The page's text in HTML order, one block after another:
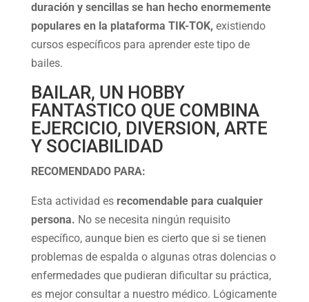
duración y sencillas se han hecho enormemente
populares en la plataforma TIK-TOK, existiendo
cursos específicos para aprender este tipo de
bailes.
BAILAR, UN HOBBY
FANTASTICO QUE COMBINA
EJERCICIO, DIVERSION, ARTE
Y SOCIABILIDAD
RECOMENDADO PARA:
Esta actividad esrecomendable para cualquier
persona. No se necesita ningún requisito
específico, aunque bien es cierto que si se tienen
problemas de espalda o algunas otras dolencias o
enfermedades que pudieran dificultar su práctica,
es mejor consultar a nuestro médico. Lógicamente